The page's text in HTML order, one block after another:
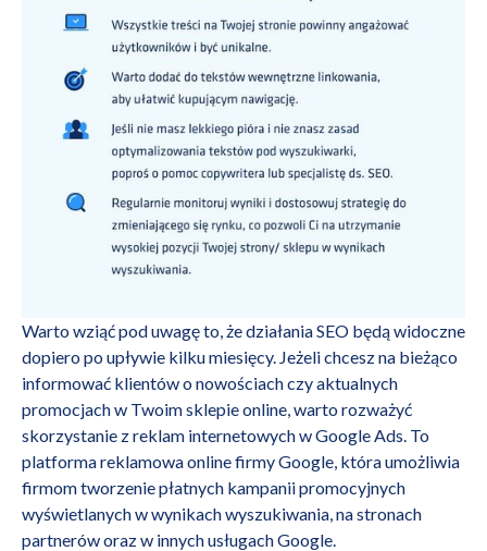
Warto wziąć pod uwagę to, że działania SEO będą widoczne
dopiero po upływie kilku miesięcy. Jeżeli chcesz na bieżąco
informować klientów o nowościach czy aktualnych
promocjach w Twoim sklepie online, warto rozważyć
skorzystanie z reklam internetowych wGoogle Ads . To
platforma reklamowa online firmy Google, która umożliwia
firmom tworzenie płatnych kampanii promocyjnych
wyświetlanych w wynikach wyszukiwania, na stronach
partnerów oraz w innych usługach Google.